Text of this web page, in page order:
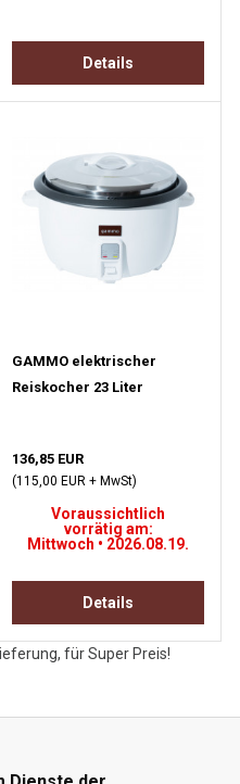
Details
GAMMO elektrischer
Reiskocher 23 Liter
136,85 EUR
(115,00 EUR + MwSt)
Voraussichtlich
vorrätig am:
Mittwoch • 2026.08.19.
Details
für Super Preis!